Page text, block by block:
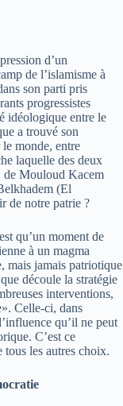
d’un
de l’islamisme à
son parti pris
progressistes
idéologique entre le
a trouvé son
monde, entre
laquelle des deux
de Mouloud Kacem
(El
de notre patrie ?
qu’un moment de
à un magma
mais jamais patriotique
découle la stratégie
interventions,
Celle-ci, dans
qu’il ne peut
C’est ce
les autres choix.